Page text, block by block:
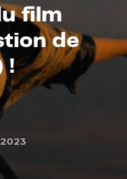
film
de
!